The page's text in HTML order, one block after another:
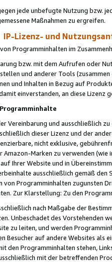
jede unbefugte Nutzung bzw.
Maßnahmen zu ergreifen.
IP-Lizenz- und
Programminhalten im
bzw. mit dem Aufrufen oder
und anderer Tools (zusammen
und Inhalten in Bezug auf
einverstanden, an diese Lizenz
Vereinbarung und ausschließlich
dieser Lizenz und der
nicht exklusive,
Amazon-Marken zu verwenden
Ihrer Website und in
ausschließlich gemäß
von Programminhalten zugunsten
Zur Klarstellung: Zu den
nach Maßgabe der
Unbeschadet des Vorstehenden
zu leiten, und werden
Besucher auf andere Websites als
den Programminhalten stehen,
mit der betreffenden